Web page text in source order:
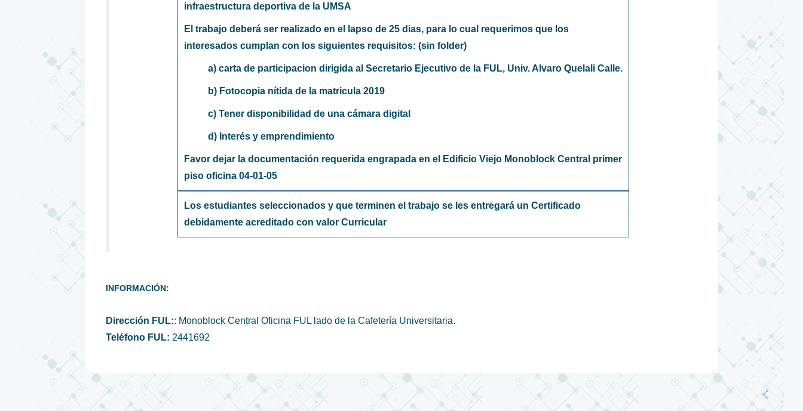
infraestructura deportiva de la UMSA
El trabajo deberá ser realizado en el lapso de 25 dias, para lo cual requerimos que los
interesados cumplan con los siguientes requisitos: (sin folder)
a) carta de participacion dirigida al Secretario Ejecutivo de la FUL, Univ. Alvaro Quelali Calle.
b) Fotocopia nítida de la matricula 2019
c) Tener disponibilidad de una cámara digital
d) Interés y emprendimiento
Favor dejar la documentación requerida engrapada en el Edificio Viejo Monoblock Central primer
piso oficina 04-01-05
Los estudiantes seleccionados y que terminen el trabajo se les entregará un Certificado
debidamente acreditado con valor Curricular
INFORMACIÓN:
Dirección FUL:: Monoblock Central Oficina FUL lado de la Cafetería Universitaria.
Teléfono FUL: 2441692